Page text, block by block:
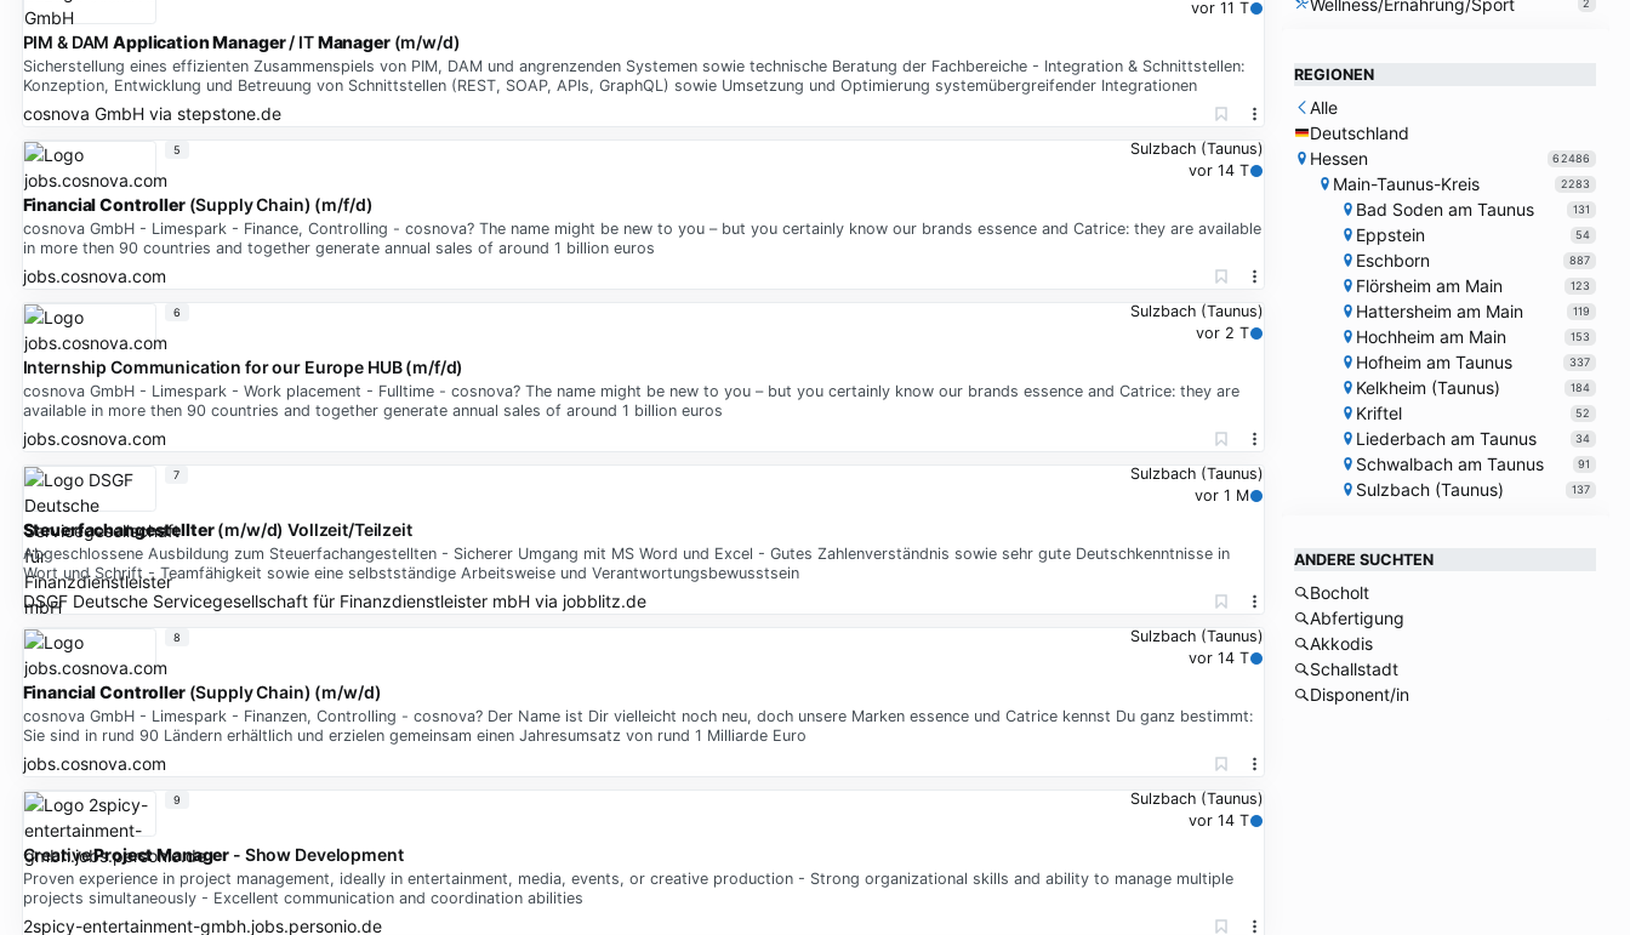
vor 11 T
PIM & DAMApplicationManager/ ITManager(m/w/d)
Sicherstellung eines effizienten Zusammenspiels von PIM, DAM und angrenzenden Systemen sowie technische Beratung der Fachbereiche - Integration & Schnittstellen:
Konzeption, Entwicklung und Betreuung von Schnittstellen (REST, SOAP, APIs, GraphQL) sowie Umsetzung und Optimierung systemübergreifender Integrationen
cosnova GmbHvia stepstone.de
Sulzbach (Taunus)
vor 14 T
FinancialController(Supply Chain) (m/f/d)
cosnova GmbH - Limespark - Finance, Controlling - cosnova? The name might be new to you – but you certainly know our brands essence and Catrice: they are available
in more then 90 countries and together generate annual sales of around 1 billion euros
jobs.cosnova.com
5
Sulzbach (Taunus)
vor 2 T
Internship Communication for our Europe HUB (m/f/d)
cosnova GmbH - Limespark - Work placement - Fulltime - cosnova? The name might be new to you – but you certainly know our brands essence and Catrice: they are
available in more then 90 countries and together generate annual sales of around 1 billion euros
jobs.cosnova.com
6
Sulzbach (Taunus)
vor 1 M
Steuerfachangestellter(m/w/d) Vollzeit/Teilzeit
Abgeschlossene Ausbildung zum Steuerfachangestellten - Sicherer Umgang mit MS Word und Excel - Gutes Zahlenverständnis sowie sehr gute Deutschkenntnisse in
Wort und Schrift - Teamfähigkeit sowie eine selbstständige Arbeitsweise und Verantwortungsbewusstsein
DSGF Deutsche Servicegesellschaft für Finanzdienstleister mbHvia jobblitz.de
7
Sulzbach (Taunus)
vor 14 T
FinancialController(Supply Chain) (m/w/d)
cosnova GmbH - Limespark - Finanzen, Controlling - cosnova? Der Name ist Dir vielleicht noch neu, doch unsere Marken essence und Catrice kennst Du ganz bestimmt:
Sie sind in rund 90 Ländern erhältlich und erzielen gemeinsam einen Jahresumsatz von rund 1 Milliarde Euro
jobs.cosnova.com
8
Sulzbach (Taunus)
vor 14 T
CreativeProjectManager - Show Development
Proven experience in project management, ideally in entertainment, media, events, or creative production - Strong organizational skills and ability to manage multiple
projects simultaneously - Excellent communication and coordination abilities
2spicy-entertainment-gmbh.jobs.personio.de
9
2
REGIONEN
Alle
Deutschland
Hessen
62486
Main-Taunus-Kreis 2283
Bad Soden am Taunus 131
Eppstein 54
Eschborn 887
Flörsheim am Main 123
Hattersheim am Main 119
Hochheim am Main 153
Hofheim am Taunus 337
Kelkheim (Taunus) 184
Kriftel 52
Liederbach am Taunus 34
Schwalbach am Taunus 91
Sulzbach (Taunus) 137
ANDERE SUCHTEN
Bocholt
Abfertigung
Akkodis
Schallstadt
Disponent/in